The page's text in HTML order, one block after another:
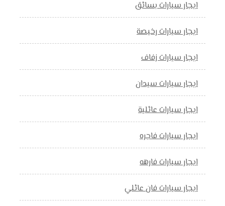
ايجار سيارات بسائق
ايجار سيارات رخيصة
ايجار سيارات زفاف
ايجار سيارات سيدان
ايجار سيارات عائلية
ايجار سيارات فاجره
ايجار سيارات فارهه
ايجار سيارات فان عائلي